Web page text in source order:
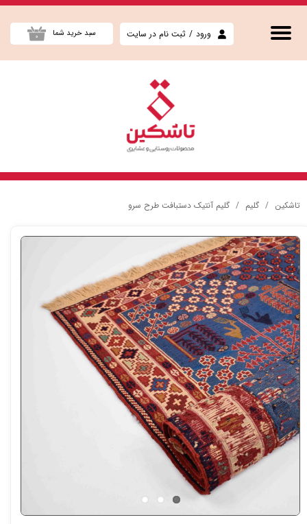
ورود / ثبت نام در سایت
حساب کاربری من
تغییر گذر واژه
خروج از حساب کاربری
۰ سبد خرید شما
تاشکین گلیم گلیم آنتیک دستبافت طرح سرو